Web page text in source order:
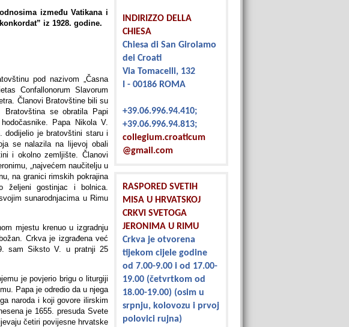
između Vatikana i
iz 1928. godine.
pod nazivom „Časna
Confallonorum Slavorum
Članovi Bratovštine bili su
se obratila Papi
Papa Nikola V.
dodijelio je bratovštini staru i
se nalazila na lijevoj obali
i okolno zemljište. Članovi
„najvećem naučitelju u
na granici rimskih pokrajina
željeni gostinjac i bolnica.
sunarodnjacima u Rimu
mjestu krenuo u izgradnju
Crkva je izgrađena već
sam Siksto V. u pratnji 25
je povjerio brigu o liturgiji
Papa je odredio da u njega
naroda i koji govore ilirskim
je 1655. presuda Svete
četiri povijesne hrvatske
INDIRIZZO DELLA
CHIESA
Chiesa di San Girolamo
dei Croati
Via Tomacelli, 132
I - 00186 ROMA
+39.06.996.94.410;
+39.06.996.94.813;
collegium.croaticum
@gmail.com
RASPORED SVETIH
MISA U HRVATSKOJ
CRKVI SVETOGA
JERONIMA U RIMU
Crkva je otvorena
tijekom cijele godine
od 7.00-9.00 i od 17.00-
19.00 (četvrtkom od
18.00-19.00) (osim u
srpnju, kolovozu i prvoj
polovici rujna)